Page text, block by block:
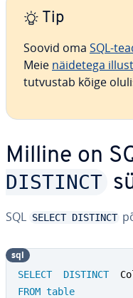
Tip
Soovid oma SQL-
Meie näidetega
tutvustab kõige
Milline on
DISTINCT
SQL SELECT DISTINCT
SELECT DISTINCT
FROM table
sql